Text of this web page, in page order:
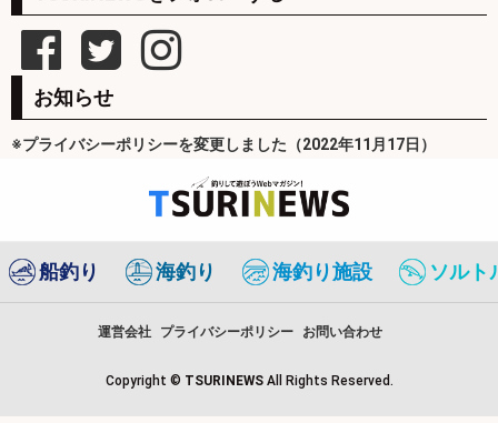
お知らせ
※プライバシーポリシーを変更しました（2022年11月17日）
船釣り 海釣り 海釣り施設 ソルト
運営会社 プライバシーポリシー お問い合わせ
Copyright © TSURINEWS All Rights Reserved.